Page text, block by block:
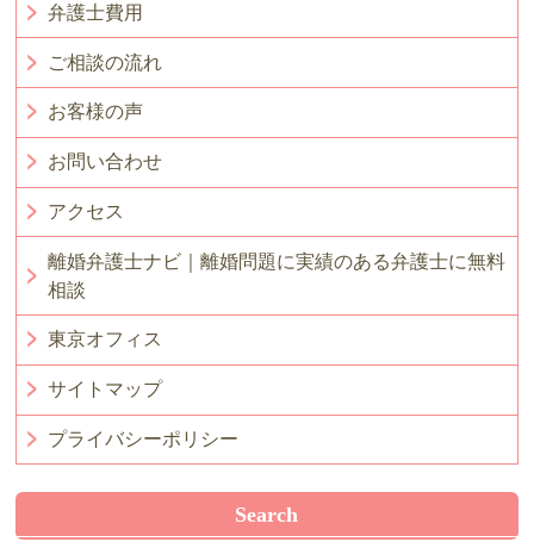
弁護士費用
ご相談の流れ
お客様の声
お問い合わせ
アクセス
離婚弁護士ナビ｜離婚問題に実績のある弁護士に無料
相談
東京オフィス
サイトマップ
プライバシーポリシー
Search